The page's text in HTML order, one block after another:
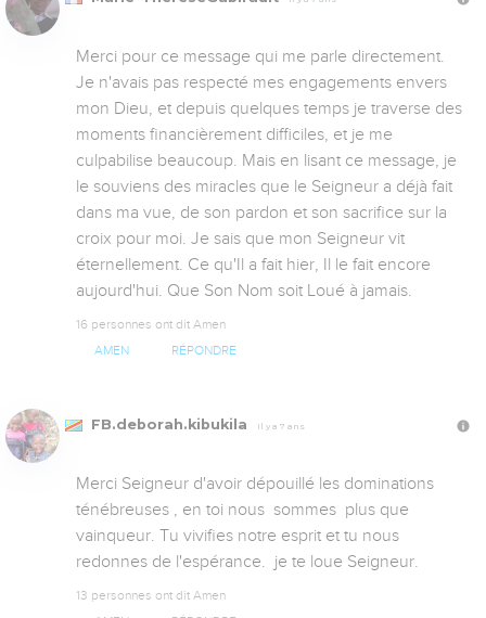
Merci pour ce message qui me parle directement.
Je n'avais pas respecté mes engagements envers
mon Dieu, et depuis quelques temps je traverse des
moments financièrement difficiles, et je me
culpabilise beaucoup. Mais en lisant ce message, je
le souviens des miracles que le Seigneur a déjà fait
dans ma vue, de son pardon et son sacrifice sur la
croix pour moi. Je sais que mon Seigneur vit
éternellement. Ce qu'Il a fait hier, Il le fait encore
aujourd'hui. Que Son Nom soit Loué à jamais.
16 personnes ont dit Amen
AMEN RÉPONDRE
FB.deborah.kibukila Il y a 7 ans
Merci Seigneur d'avoir dépouillé les dominations
ténébreuses , en toi nous  sommes  plus que
vainqueur. Tu vivifies notre esprit et tu nous
redonnes de l'espérance.  je te loue Seigneur.
13 personnes ont dit Amen